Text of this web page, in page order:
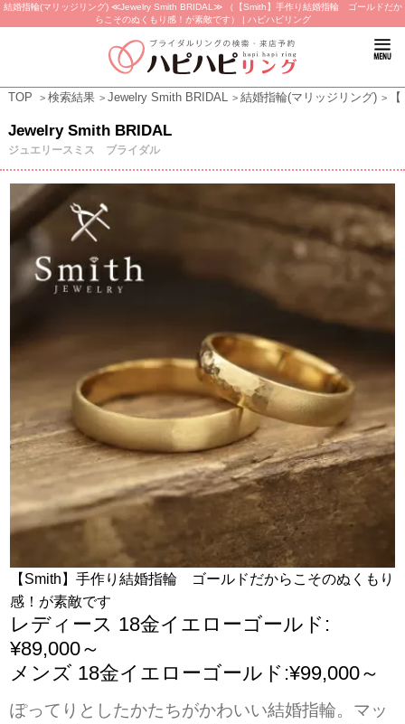
結婚指輪(マリッジリング) ≪Jewelry Smith BRIDAL≫ （【Smith】手作り結婚指輪 ゴールドだか
らこそのぬくもり感！が素敵です） | ハピハピリング
TOP 検索結果 Jewelry Smith BRIDAL 結婚指輪(マリッジリング)
Jewelry Smith BRIDAL
ジュエリースミス ブライダル
【Smith】手作り結婚指輪 ゴールドだからこそのぬくもり
感！が素敵です
レディース 18金イエローゴールド:
¥89,000～
メンズ 18金イエローゴールド:¥99,000～
ぽってりとしたかたちがかわいい結婚指輪。マッ